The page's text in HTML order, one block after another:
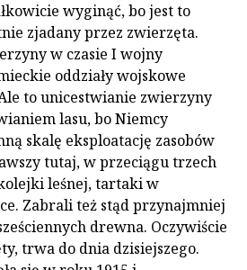
wyginąć, bo jest to
zjadany przez zwierzęta.
w czasie I wojny
oddziały wojskowe
to unicestwianie zwierzyny
lasu, bo Niemcy
skalę eksploatację zasobów
tutaj, w przeciągu trzech
leśnej, tartaki w
Zabrali też stąd przynajmniej
drewna. Oczywiście
trwa do dnia dzisiejszego.